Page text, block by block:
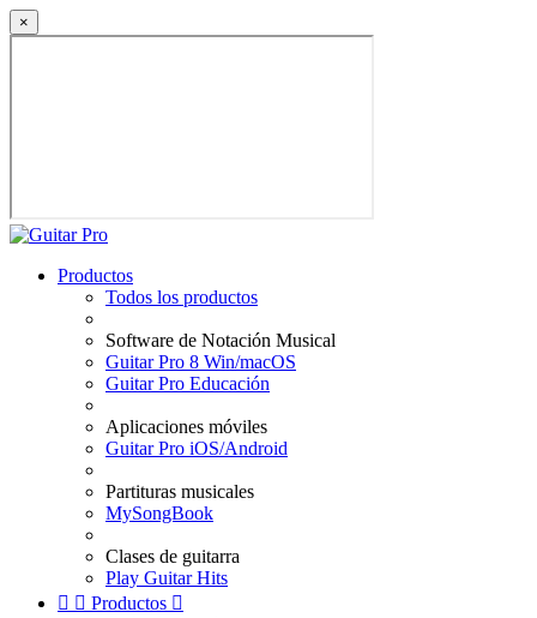
×
Productos
Todos los productos
Software de Notación Musical
Guitar Pro 8 Win/macOS
Guitar Pro Educación
Aplicaciones móviles
Guitar Pro iOS/Android
Partituras musicales
MySongBook
Clases de guitarra
Play Guitar Hits
  Productos 